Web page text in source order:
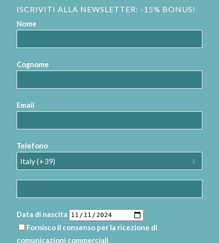
ISCRIVITI ALLA NEWSLETTER: -15% BONUS!
Nome
Cognome
Email
Telefono
Data di nascita
Fornisco il consenso per la ricezione di
comunicazioni commerciali